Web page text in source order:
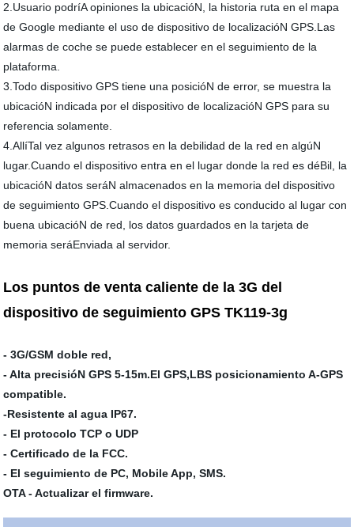
2.Usuario podríA opiniones la ubicacióN, la historia ruta en el mapa
de Google mediante el uso de dispositivo de localizacióN GPS.Las
alarmas de coche se puede establecer en el seguimiento de la
plataforma.
3.Todo dispositivo GPS tiene una posicióN de error, se muestra la
ubicacióN indicada por el dispositivo de localizacióN GPS para su
referencia solamente.
4.AllíTal vez algunos retrasos en la debilidad de la red en algúN
lugar.Cuando el dispositivo entra en el lugar donde la red es déBil, la
ubicacióN datos seráN almacenados en la memoria del dispositivo
de seguimiento GPS.Cuando el dispositivo es conducido al lugar con
buena ubicacióN de red, los datos guardados en la tarjeta de
memoria seráEnviada al servidor.
Los puntos de venta caliente de la 3G del
dispositivo de seguimiento GPS TK119-3g
- 3G/GSM doble red,
- Alta precisióN GPS 5-15m.El GPS,LBS posicionamiento A-GPS
compatible.
-Resistente al agua IP67.
- El protocolo TCP o UDP
- Certificado de la FCC.
- El seguimiento de PC, Mobile App, SMS.
OTA - Actualizar el firmware.